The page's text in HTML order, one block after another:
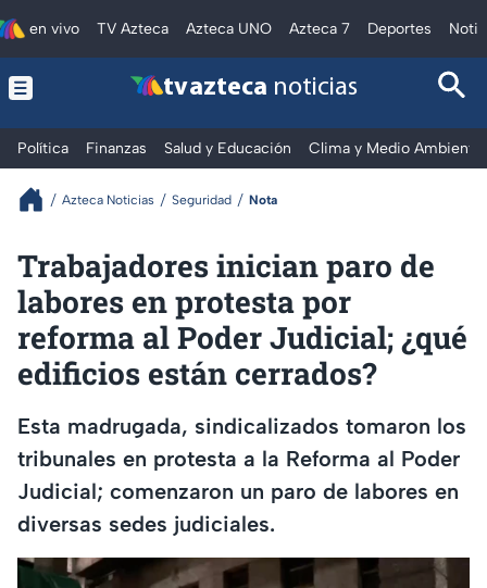
en vivo TV Azteca Azteca UNO Azteca 7 Deportes
tv azteca noticias
Política Finanzas Salud y Educación Clima y Medio Ambiente
Azteca Noticias Seguridad Nota
Trabajadores inician paro de
labores en protesta por
reforma al Poder Judicial; ¿qué
edificios están cerrados?
Esta madrugada, sindicalizados tomaron los
tribunales en protesta a la Reforma al Poder
Judicial; comenzaron un paro de labores en
diversas sedes judiciales.